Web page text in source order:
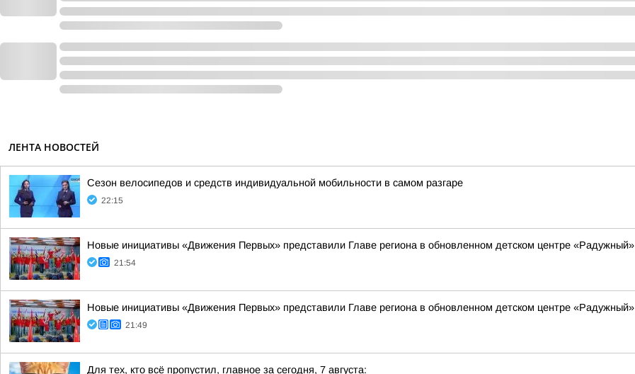
ЛЕНТА НОВОСТЕЙ
Сезон велосипедов и средств индивидуальной мобильности в самом разгаре
22:15
Новые инициативы «Движения Первых» представили Главе региона в обновленном детском центре «Радужный»
21:54
Новые инициативы «Движения Первых» представили Главе региона в обновленном детском центре «Радужный»
21:49
Для тех, кто всё пропустил, главное за сегодня, 7 августа: